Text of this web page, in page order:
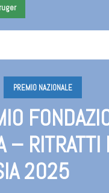
PREMIO NAZIONALE
– RITRATTI
2025